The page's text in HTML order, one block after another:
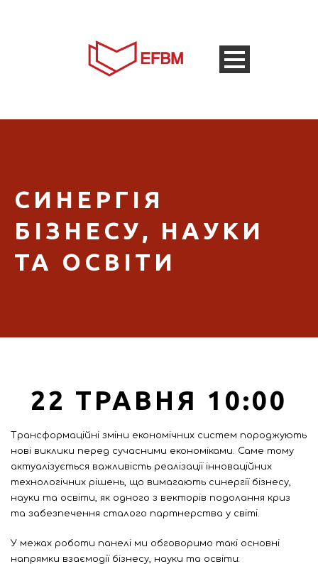
СИНЕРГІЯ
БІЗНЕСУ, НАУКИ
ТА ОСВІТИ
22 ТРАВНЯ 10:00
Трансформаційні зміни економічних систем породжують
нові виклики перед сучасними економіками. Саме тому
актуалізується важливість реалізації інноваційних
технологічних рішень, що вимагають синергії бізнесу,
науки та освіти, як одного з векторів подолання криз
та забезпечення сталого партнерства у світі.
У межах роботи панелі ми обговоримо такі основні
напрямки взаємодії бізнесу, науки та освіти: